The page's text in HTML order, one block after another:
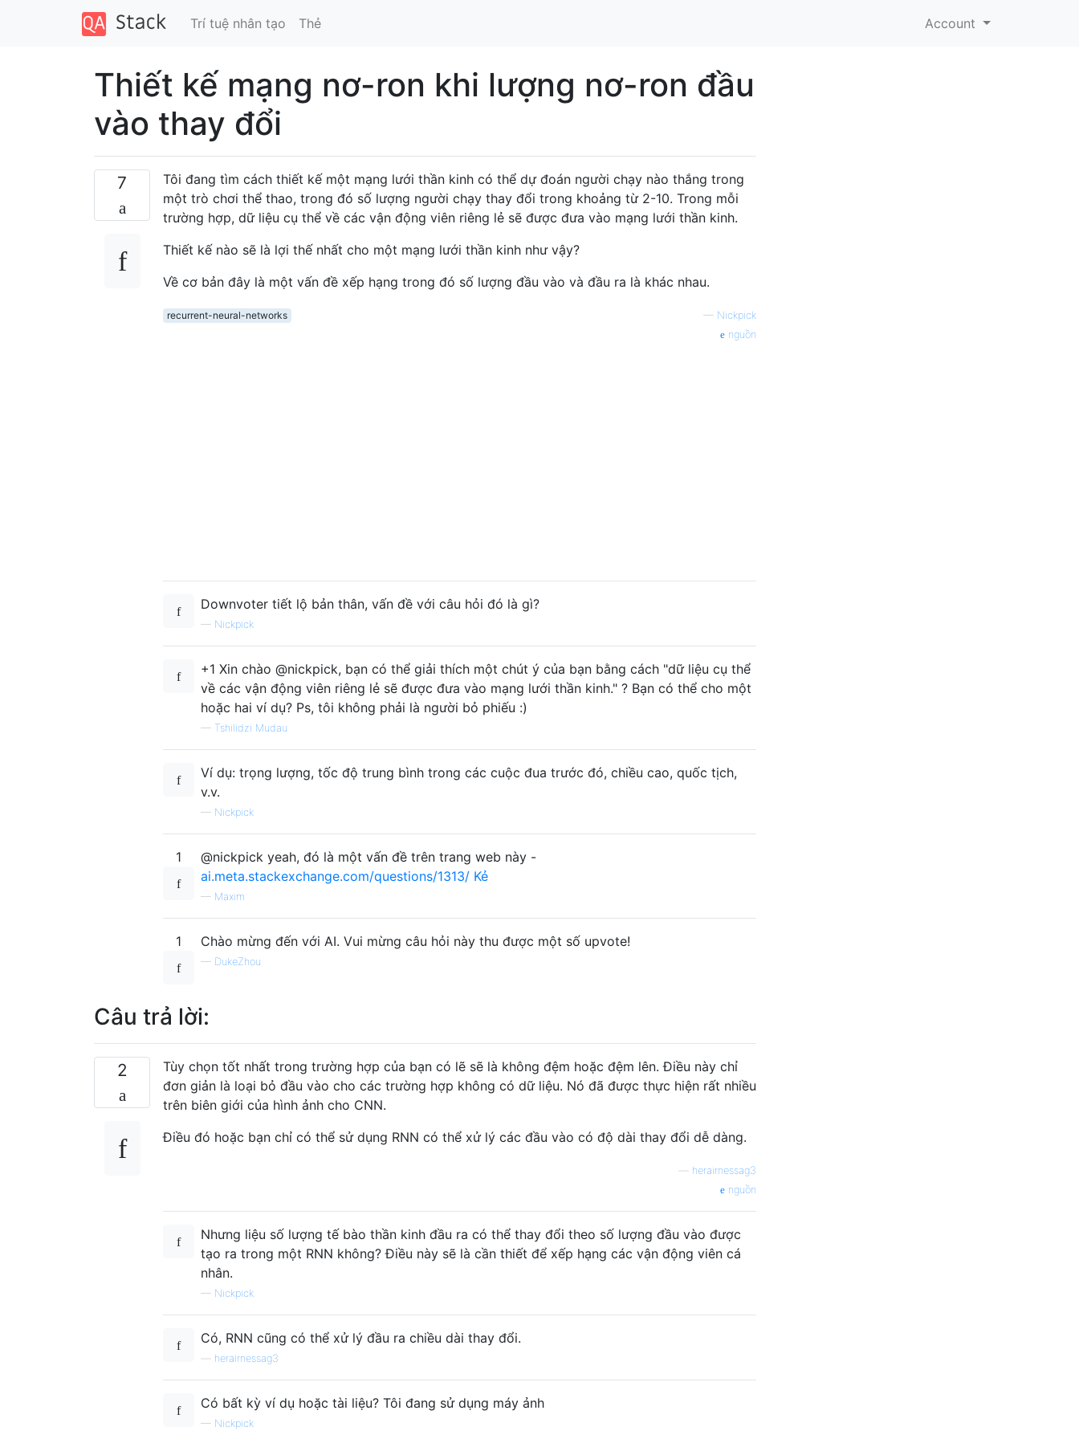
Trí tuệ nhân tạo Thẻ Account
Thiết kế mạng nơ-ron khi lượng nơ-ron đầu
vào thay đổi
7
Tôi đang tìm cách thiết kế một mạng lưới thần kinh có thể dự đoán người chạy nào thắng trong
một trò chơi thể thao, trong đó số lượng người chạy thay đổi trong khoảng từ 2-10. Trong mỗi
trường hợp, dữ liệu cụ thể về các vận động viên riêng lẻ sẽ được đưa vào mạng lưới thần kinh.
Thiết kế nào sẽ là lợi thế nhất cho một mạng lưới thần kinh như vậy?
Về cơ bản đây là một vấn đề xếp hạng trong đó số lượng đầu vào và đầu ra là khác nhau.
recurrent-neural-networks — Nickpick
nguồn
Downvoter tiết lộ bản thân, vấn đề với câu hỏi đó là gì?
— Nickpick
+1 Xin chào @nickpick, bạn có thể giải thích một chút ý của bạn bằng cách "dữ liệu cụ thể
về các vận động viên riêng lẻ sẽ được đưa vào mạng lưới thần kinh." ? Bạn có thể cho một
hoặc hai ví dụ? Ps, tôi không phải là người bỏ phiếu :)
— Tshilidzi Mudau
Ví dụ: trọng lượng, tốc độ trung bình trong các cuộc đua trước đó, chiều cao, quốc tịch,
v.v.
— Nickpick
1
@nickpick yeah, đó là một vấn đề trên trang web này -
ai.meta.stackexchange.com/questions/1313/ Kẻ
— Maxim
1 Chào mừng đến với AI. Vui mừng câu hỏi này thu được một số upvote!
— DukeZhou
Câu trả lời:
2
Tùy chọn tốt nhất trong trường hợp của bạn có lẽ sẽ là không đệm hoặc đệm lên. Điều này chỉ
đơn giản là loại bỏ đầu vào cho các trường hợp không có dữ liệu. Nó đã được thực hiện rất nhiều
trên biên giới của hình ảnh cho CNN.
Điều đó hoặc bạn chỉ có thể sử dụng RNN có thể xử lý các đầu vào có độ dài thay đổi dễ dàng.
herairnessag3
nguồn
Nhưng liệu số lượng tế bào thần kinh đầu ra có thể thay đổi theo số lượng đầu vào được
tạo ra trong một RNN không? Điều này sẽ là cần thiết để xếp hạng các vận động viên cá
nhân.
— Nickpick
Có, RNN cũng có thể xử lý đầu ra chiều dài thay đổi.
herairnessag3
Có bất kỳ ví dụ hoặc tài liệu? Tôi đang sử dụng máy ảnh
— Nickpick